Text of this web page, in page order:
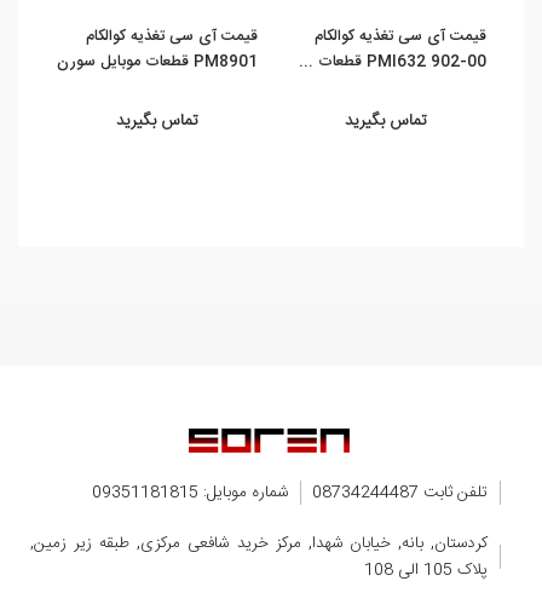
قیمت آی سی تغذیه کوالکام
PMI632 902-00 قطعات ...
تماس بگیرید
قیمت آی سی تغذیه کوالکام
PM8901 قطعات موبایل سورن
تماس بگیرید
تلفن ثابت 08734244487
شماره موبایل: 09351181815
کردستان, بانه, خیابان شهدا, مرکز خرید شافعی مرکزی, طبقه زیر زمین,
پلاک 105 الی 108